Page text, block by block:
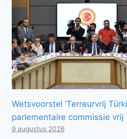
Wetsvoorstel ‘Terreurvrij
parlementaire commissie vrij
9 augustus 2026